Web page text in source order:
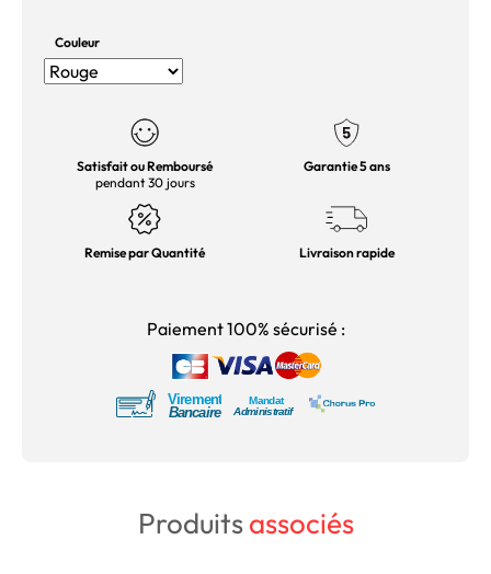
Couleur
Satisfait ou Remboursé
pendant 30 jours
Garantie 5 ans
Remise par Quantité Livraison rapide
Paiement 100% sécurisé :
Produitsassociés